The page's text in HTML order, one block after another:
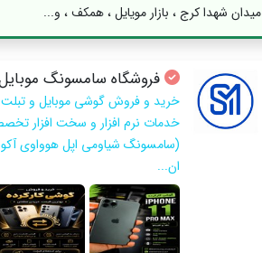
میدان شهدا کرج ، بازار مویایل ، همکف ، و...
فروشگاه سامسونگ
خرید و فروش گوشی موبایل و تبلت |
خدمات نرم افزار و سخت افزار
(سامسونگ شیاومی اپل هوواوی
ان...